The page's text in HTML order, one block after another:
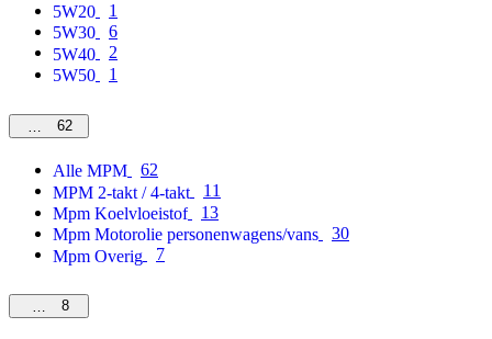
5W20
1
5W30
6
5W40
2
5W50
1
MPM62
Alle MPM
62
MPM 2-takt / 4-takt
11
Mpm Koelvloeistof
13
Mpm Motorolie personenwagens/vans
30
Mpm Overig
7
Overig
8